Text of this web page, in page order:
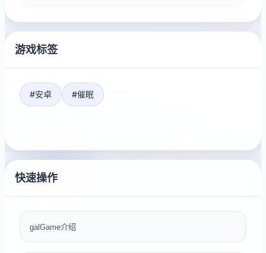
游戏标签
#安卓 #催眠
快速操作
galGame介绍